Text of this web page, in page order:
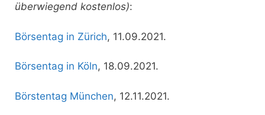
überwiegend kostenlos):
Börsentag in Zürich, 11.09.2021.
Börsentag in Köln, 18.09.2021.
Börstentag München, 12.11.2021.